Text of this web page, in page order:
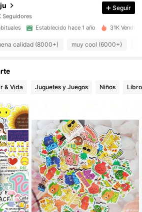
Seguidores
Seguidores
Seguidores
Seguidores
Seguidores
Seguidores
Seguir
Establecido hace 1 año 31K
calidad (8000+) muy cool (6000+)
& Vida Juguetes y Juegos Niños